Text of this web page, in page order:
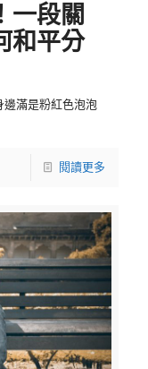
一段關
和平分
滿是粉紅色泡泡
閱讀更多